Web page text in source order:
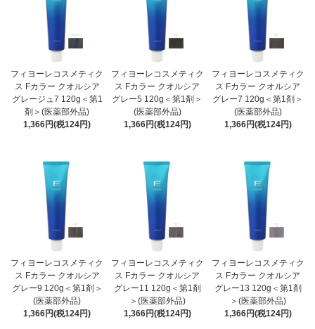
フィヨーレコスメティク
ス Fカラー クオルシア
グレージュ7 120g＜第1
剤＞(医薬部外品)
1,366円(税124円)
フィヨーレコスメティク
ス Fカラー クオルシア
グレー5 120g＜第1剤＞
(医薬部外品)
1,366円(税124円)
フィヨーレコスメティク
ス Fカラー クオルシア
グレー7 120g＜第1剤＞
(医薬部外品)
1,366円(税124円)
フィヨーレコスメティク
ス Fカラー クオルシア
グレー9 120g＜第1剤＞
(医薬部外品)
1,366円(税124円)
フィヨーレコスメティク
ス Fカラー クオルシア
グレー11 120g＜第1剤
＞(医薬部外品)
1,366円(税124円)
フィヨーレコスメティク
ス Fカラー クオルシア
グレー13 120g＜第1剤
＞(医薬部外品)
1,366円(税124円)